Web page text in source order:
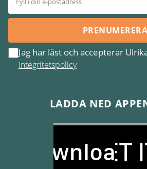
PRENUMERERA
Jag har läst och accepterar
Integritetspolicy
LADDA NED